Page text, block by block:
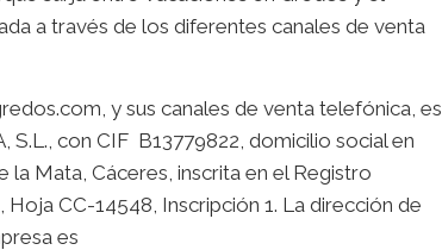
a través de los diferentes canales de venta
y sus canales de venta telefónica, es
S.L., con CIF B13779822, domicilio social en
la Mata, Cáceres, inscrita en el Registro
CC-14548, Inscripción 1. La dirección de
es